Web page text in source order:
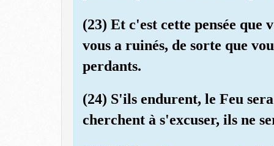
(23) Et c'est cette pensée que
vous a ruinés, de sorte que
perdants.
(24) S'ils endurent, le Feu
cherchent à s'excuser, ils ne